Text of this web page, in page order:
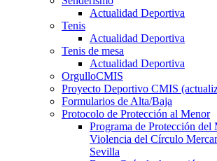
Actualidad Deportiva
Tenis
Actualidad Deportiva
Tenis de mesa
Actualidad Deportiva
OrgulloCMIS
Proyecto Deportivo CMIS
Formularios de Alta/Baja
Protocolo de Protección al Menor
Programa de Protección del
Violencia del Círculo
Sevilla